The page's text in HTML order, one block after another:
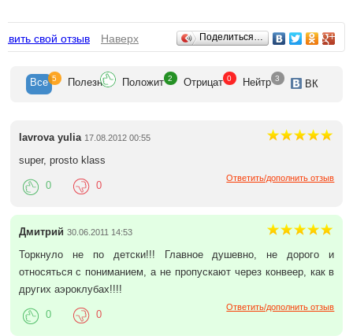
Отзывы
свой отзыв Наверх Поделиться…
Все 5 Полезн Положит 2 Отрицат 0 Нейтр 3 ВК
lavrova yulia 17.08.2012 00:55
super, prosto klass
Ответить/дополнить отзыв
0 0
Дмитрий 30.06.2011 14:53
Торкнуло не по детски!!! Главное душевно, не дорого и
относяться с пониманием, а не пропускают через конвеер, как в
других аэроклубах!!!!
Ответить/дополнить отзыв
0 0